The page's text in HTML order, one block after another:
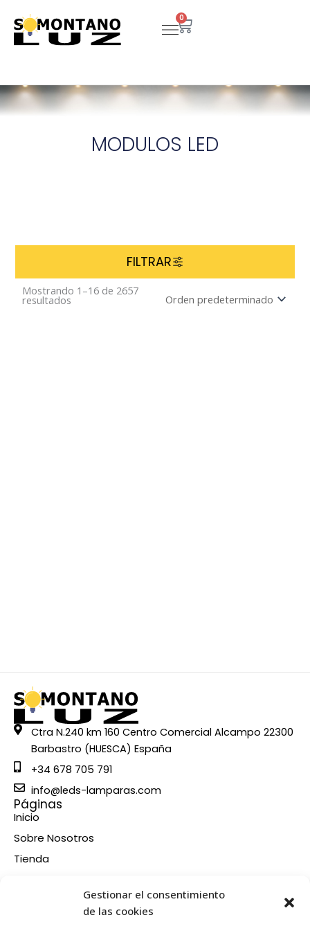
Gestionar el consentimiento
de las cookies
contenido
0
Carrito
MODULOS LED
FILTRAR
Mostrando 1–16 de 2657
resultados
Ctra N.240 km 160 Centro Comercial Alcampo 22300
Barbastro (HUESCA) España
+34 678 705 791
info@leds-lamparas.com
Páginas
Inicio
Sobre Nosotros
Tienda
Información